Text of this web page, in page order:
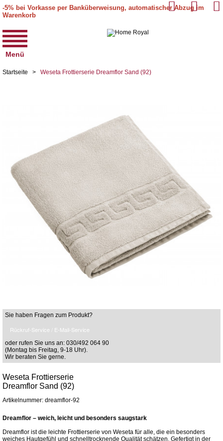
-5% bei Vorkasse per Banküberweisung, automatischer Abzug im
Warenkorb
Menü
Startseite > Weseta Frottierserie Dreamflor Sand (92)
Sie haben Fragen zum Produkt?
Rückruf-Service / E-Mail-Service
oder rufen Sie uns an: 030/492 064 90
(Montag bis Freitag, 9-18 Uhr).
Wir beraten Sie gerne.
Weseta Frottierserie
Dreamflor Sand (92)
Artikelnummer: dreamflor-92
Dreamflor – weich, leicht und besonders saugstark
Dreamflor ist die leichte Frottierserie von Weseta für alle, die ein besonders
weiches Hautgefühl und schnelltrocknende Qualität schätzen. Gefertigt in der